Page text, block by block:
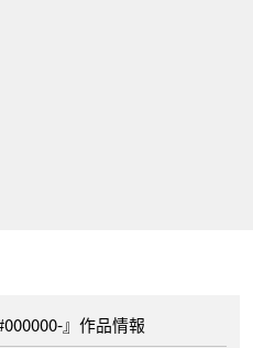
』作品情報